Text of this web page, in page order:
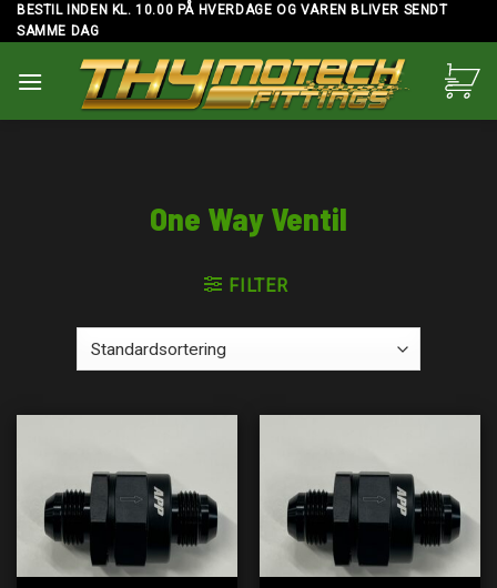
Skip
to
BESTIL INDEN KL. 10.00 PÅ HVERDAGE OG VAREN BLIVER SENDT
SAMME DAG
One Way Ventil
FILTER